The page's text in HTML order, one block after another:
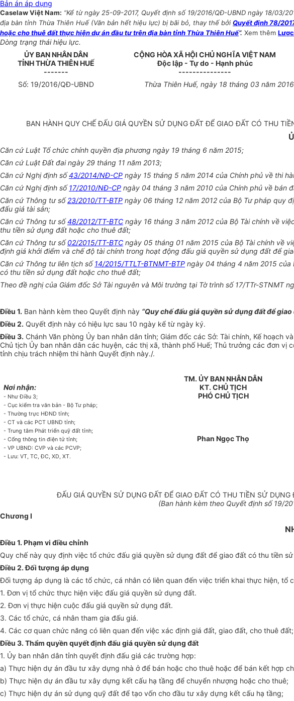
Bản án áp dụng
Caselaw Việt Nam: “Kể từ ngày 25-09-2017, Quyết định số 19/2016/QĐ-UBND ngày 18/
địa bàn tỉnh Thừa Thiên Huế (Văn bản hết hiệu lực) bị bãi bỏ, thay thế bởi Quyết định 78/
hoặc cho thuê đất thực hiện dự án đầu tư trên địa bàn tỉnh Thừa Thiên Huế”. Xem thêm
Dòng trạng thái hiệu lực.
ỦY BAN NHÂN DÂN
TỈNH THỪA THIÊN HUẾ
-------
CỘNG HÒA XÃ HỘI CHỦ NGHĨA VIỆT NAM
Độc lập - Tự do - Hạnh phúc
---------------
Số: 19/2016/QĐ-UBND Thừa Thiên Huế, ngày18 tháng 03 năm 2016
BAN HÀNH QUY CHẾ ĐẤU GIÁ QUYỀN SỬ DỤNG ĐẤT ĐỂ GIAO ĐẤT CÓ THU
Căn cứ Luật Tổ chức chính quyền địa phương ngày 19 tháng 6 năm 2015;
Căn cứ Luật Đất đai ngày 29 tháng 11 năm 2013;
Căn cứ Nghị định số43/2014/NĐ-CP ngày 15 tháng 5 năm 2014 của Chính phủ về thi
Căn cứ Nghị định số17/2010/NĐ-CP ngày 04 tháng 3 năm 2010 của Chính phủ về bán
Căn cứ Thông tư số23/2010/TT-BTP ngày 06 tháng 12 năm 2012 của Bộ Tư pháp quy
đấu giá tài sản;
Căn cứ Thông tư số48/2012/TT-BTC ngày 16 tháng 3 năm 2012 của Bộ Tài chính về
thu tiền sử dụng đất hoặc cho thuê đất;
Căn cứ Thông tư số02/2015/TT-BTC ngày 05 tháng 01 năm 2015 của Bộ Tài chính về
định giá khởi điểm và chế độ tài chính trong hoạt động đấu giá quyền sử dụng đất để
Căn cứ Thông tư liên tịch số14/2015/TTLT-BTNMT-BTP ngày 04 tháng 4 năm 2015
có thu tiền sử dụng đất hoặc cho thuê đất;
Theo đề nghị của Giám đốc Sở Tài nguyên và Môi trường tại Tờ trình số 17/TTr-STNMT
Điều 1. Ban hành kèm theo Quyết định này “Quy chế đấu giá quyền sử dụng đất để
Điều 2. Quyết định này có hiệu lực sau 10 ngày kể từ ngày ký.
Điều 3. Chánh Văn phòng Ủy ban nhân dân tỉnh; Giám đốc các Sở: Tài chính, Kế
Chủ tịch Ủy ban nhân dân các huyện, các thị xã, thành phố Huế; Thủ trưởng các đơn
tỉnh chịu trách nhiệm thi hành Quyết định này./.
Nơi nhận:
- Như Điều 3;
- Cục kiểm tra văn bản - Bộ Tư pháp;
- Thường trực HĐND tỉnh;
- CT và các PCT UBND tỉnh;
- Trung tâm Pháttriển quỹ đất tỉnh;
- Cổng thông tin điện tử tỉnh;
- VP UBND: CVP và các PCVP;
- Lưu: VT, TC, ĐC, XD, XT.
TM. ỦY BAN NHÂN DÂN
KT. CHỦ TỊCH
PHÓ CHỦ TỊCH
Phan Ngọc Thọ
ĐẤU GIÁ QUYỀN SỬ DỤNG ĐẤT ĐỂ GIAO ĐẤT CÓ THU TIỀN SỬ
(Ban hành kèm theo Quyết định số19/
Chương I
Điều 1. Phạm vi điều chỉnh
Quy chế này quy định việc tổ chức đấu giá quyền sử dụng đất để giao đất có thu tiền
Điều 2. Đối tượng áp dụng
Đối tượng áp dụng là các tổ chức, cá nhân có liên quan đến việc triển khai thực hiện,
1. Đơn vị tổ chức thực hiện việc đấu giá quyền sử dụng đất.
2. Đơn vị thực hiện cuộc đấu giá quyền sử dụng đất.
3. Các tổ chức, cá nhân tham gia đấu giá.
4. Các cơ quan chức năng có liên quan đến việc xác định giá đất, giao đất, cho thuê
Điều 3. Thẩm quyền quyết định đấu giá quyền sử dụng đất
1. Ủy ban nhân dân tỉnh quyết định đấu giá các trường hợp:
a) Thực hiện dự án đầu tư xây dựng nhà ở để bán hoặc cho thuê hoặc để bán kết hợp
b) Thực hiện dự án đầu tư xây dựng kết cấu hạ tầng để chuyển nhượng hoặc cho thuê;
c) Thực hiện dự án sử dụng quỹ đất để tạo vốn cho đầu tư xây dựng kết cấu hạ tầng;